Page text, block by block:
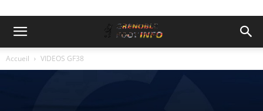
Accueil VIDEOS GF38